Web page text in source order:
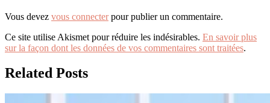
Vous devez vous connecterpour publier un commentaire.
Ce site utilise Akismet pour réduire les indésirables. En savoir plus
sur la façon dont les données de vos commentaires sont traitées.
Related Posts